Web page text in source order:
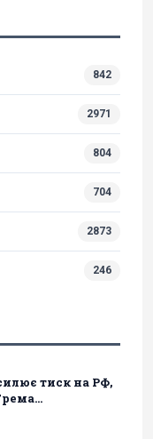
842
2971
804
704
2873
246
тиск на РФ,